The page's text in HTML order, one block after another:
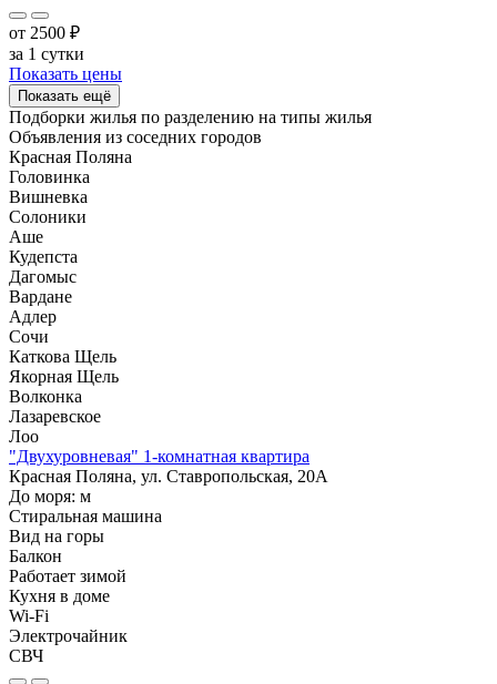
от 2500 ₽
за 1 сутки
Показать цены
Показать ещё
Подборки жилья по разделению на типы жилья
Объявления из соседних городов
Красная Поляна
Головинка
Вишневка
Солоники
Аше
Кудепста
Дагомыс
Вардане
Адлер
Сочи
Каткова Щель
Якорная Щель
Волконка
Лазаревское
Лоо
"Двухуровневая" 1-комнатная квартира
Красная Поляна, ул. Ставропольская, 20А
До моря: м
Стиральная машина
Вид на горы
Балкон
Работает зимой
Кухня в доме
Wi-Fi
Электрочайник
СВЧ